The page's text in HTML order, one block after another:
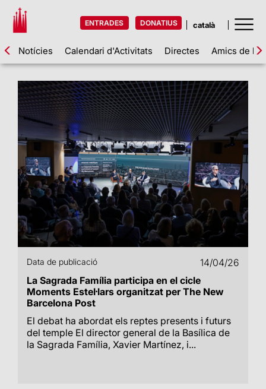
ENTRADES DONATIUS
Notícies Calendari d'Activitats Directes Amics de la
Data de publicació
14/04/26
La Sagrada Família participa en el cicle
Moments Estel·lars organitzat per The New
Barcelona Post
El debat ha abordat els reptes presents i futurs
del temple El director general de la Basílica de
la Sagrada Família, Xavier Martínez, i...